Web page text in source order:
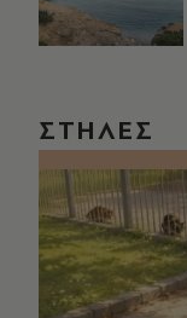
ΣΤΗΛΕΣ